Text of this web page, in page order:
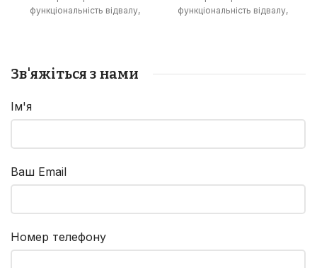
функціональність відвалу,
функціональність відвалу,
Зв'яжіться з нами
Ім'я
Ваш Email
Номер телефону